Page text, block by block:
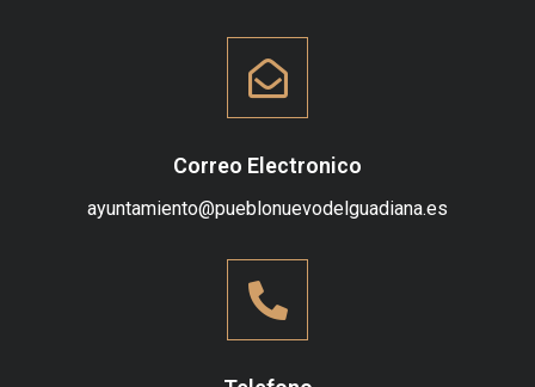
Correo Electronico
ayuntamiento@pueblonuevodelguadiana.es